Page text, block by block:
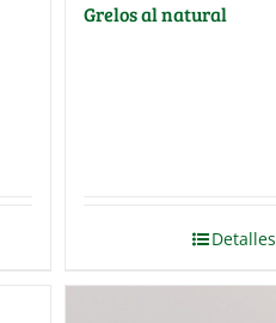
Grelos al natural
Detalles